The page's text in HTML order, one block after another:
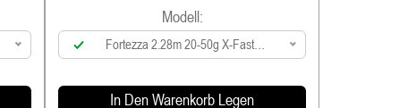
Modell:
Fortezza 2.28m 20-50g X-Fast
Baitcast
In Den Warenkorb Legen